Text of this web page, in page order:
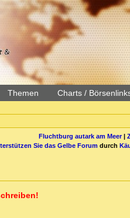
Themen Charts /
Fluchtburg autark am Meer|
Sie das Gelbe Forum durch